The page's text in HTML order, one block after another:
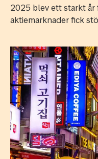
2025 blev ett starkt år
aktiemarknader fick